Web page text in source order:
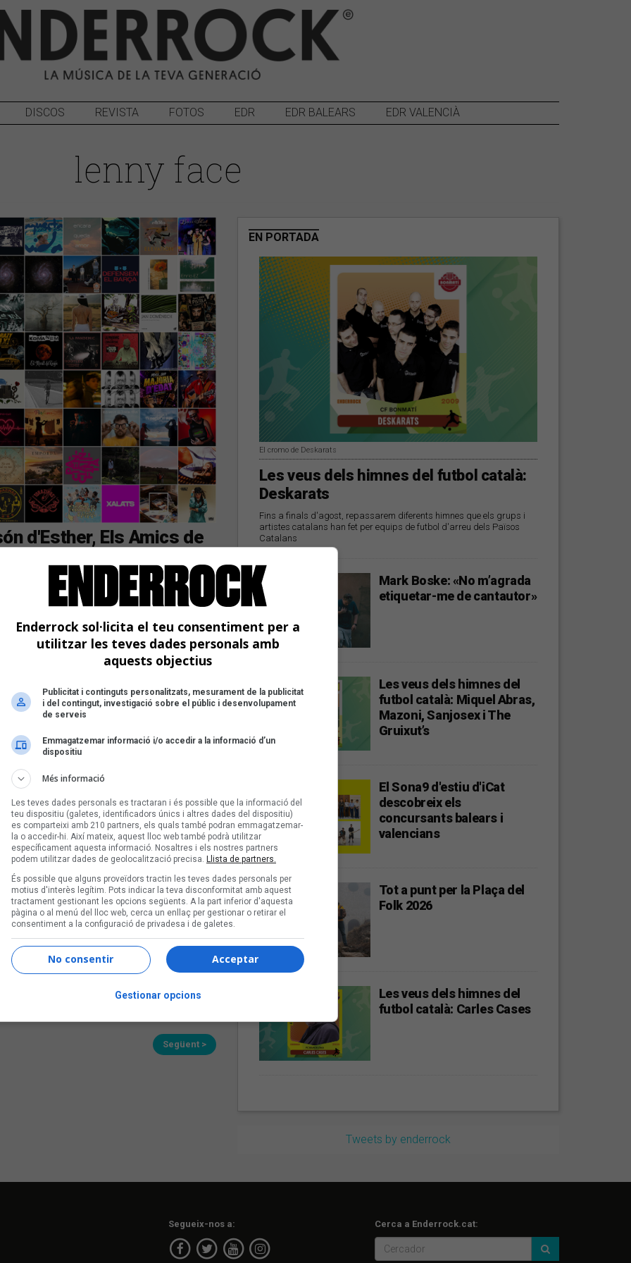
DISCOS REVISTA FOTOS EDR EDR BALEARS EDR VALENCIÀ
lenny face
d'Esther, Els Amics de
Ice Cream, Remei de
darrers dies
de Miki Núñez, P.A.W.N.
Monserrat i Natalia
setmana
1
Següent >
EN PORTADA
El cromo de Deskarats
Les veus dels himnes del futbol català:
Deskarats
Fins a finals d'agost, repassarem diferents himnes que els grups i
artistes catalans han fet per equips de futbol d'arreu dels Països
Catalans
Mark Boske: «No m’agrada
etiquetar-me de cantautor»
Les veus dels himnes del
futbol català: Miquel Abras,
Mazoni, Sanjosex i The
Gruixut’s
El Sona9 d'estiu d'iCat
descobreix els
concursants balears i
valencians
Tot a punt per la Plaça del
Folk 2026
Les veus dels himnes del
futbol català: Carles Cases
Tweets by enderrock
Segueix-nos a: Cerca a Enderrock.cat:
Enderrock sol·licita el teu consentiment per a
utilitzar les teves dades personals amb
aquests objectius
Publicitat i continguts personalitzats, mesurament de la publicitat
i del contingut, investigació sobre el públic i desenvolupament
de serveis
Emmagatzemar informació i/o accedir a la informació d’un
dispositiu
Més informació
Les teves dades personals es tractaran i és possible que la informació del
teu dispositiu (galetes, identificadors únics i altres dades del dispositiu)
es comparteixi amb 210 partners, els quals també podran emmagatzemar-
la o accedir-hi. Així mateix, aquest lloc web també podrà utilitzar
específicament aquesta informació. Nosaltres i els nostres partners
podem utilitzar dades de geolocalització precisa. Llista de partners.
És possible que alguns proveïdors tractin les teves dades personals per
motius d'interès legítim. Pots indicar la teva disconformitat amb aquest
tractament gestionant les opcions següents. A la part inferior d'aquesta
pàgina o al menú del lloc web, cerca un enllaç per gestionar o retirar el
consentiment a la configuració de privadesa i de galetes.
Acceptar
No consentir
Gestionar opcions